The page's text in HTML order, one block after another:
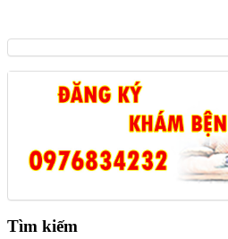
Tìm kiếm